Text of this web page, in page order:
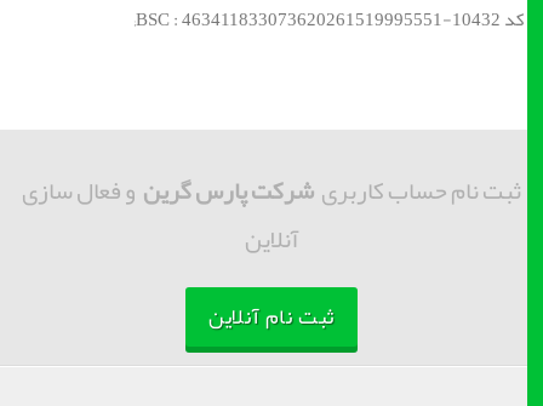
کد BSC : 463411833073620261519995551-10432;
ثبت نام حساب کاربریشرکت پارس گرینو فعال سازی
آنلاین
ثبت نام آنلاین